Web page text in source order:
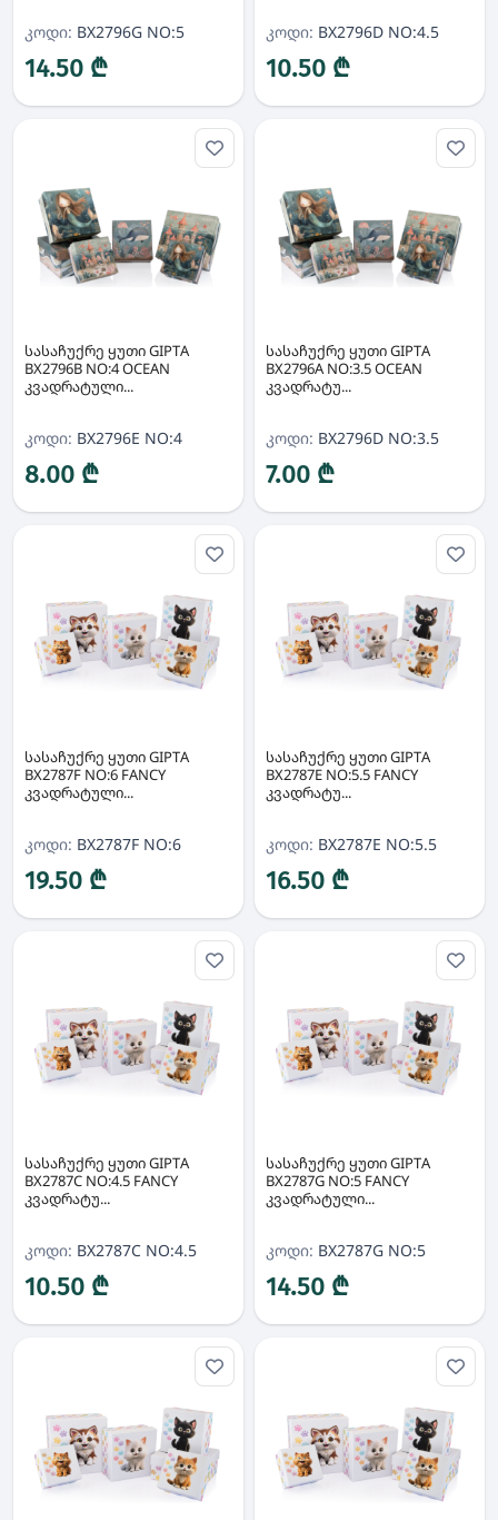
კოდი: BX2796G NO:5
14.50 ₾
კოდი: BX2796D NO:4.5
10.50 ₾
სასაჩუქრე ყუთი GIPTA
BX2796B NO:4 OCEAN
კვადრატული...
კოდი: BX2796E NO:4
8.00 ₾
სასაჩუქრე ყუთი GIPTA
BX2796A NO:3.5 OCEAN
კვადრატუ...
კოდი: BX2796D NO:3.5
7.00 ₾
სასაჩუქრე ყუთი GIPTA
BX2787F NO:6 FANCY
კვადრატული...
კოდი: BX2787F NO:6
19.50 ₾
სასაჩუქრე ყუთი GIPTA
BX2787E NO:5.5 FANCY
კვადრატუ...
კოდი: BX2787E NO:5.5
16.50 ₾
სასაჩუქრე ყუთი GIPTA
BX2787C NO:4.5 FANCY
კვადრატუ...
კოდი: BX2787C NO:4.5
10.50 ₾
სასაჩუქრე ყუთი GIPTA
BX2787G NO:5 FANCY
კვადრატული...
კოდი: BX2787G NO:5
14.50 ₾